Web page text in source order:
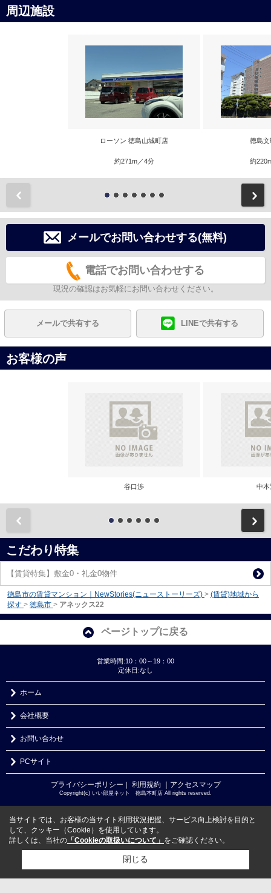
周辺施設
ローソン 徳島山城町店
約271m／4分
徳島文
約
メールでお問い合わせする(無料)
電話でお問い合わせする
現況の確認はお気軽にお問い合わせください。
メールで共有する LINEで共有する
お客様の声
谷口渉 中本
こだわり特集
【賃貸特集】敷金0・礼金0物件
徳島市の賃貸マンション｜NewStories(ニューストーリーズ) > (賃貸)地域から
探す > 徳島市 > アネックス22
ページトップに戻る
営業時間:10：00～19：00
定休日:なし
ホーム
会社概要
お問い合わせ
PCサイト
プライバシーポリシー 利用規約 ｜アクセスマップ
Copyright(c) いい部屋ネット 徳島本町店 All rights reserved.
当サイトでは、お客様の当サイト利用状況把握、サービス向上検討を目的と
して、クッキー（Cookie）を使用しています。
詳しくは、当社の 「Cookieの取扱いについて」 をご確認ください。
閉じる